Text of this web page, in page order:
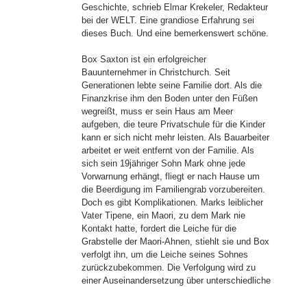
Geschichte, schrieb Elmar Krekeler, Redakteur
bei der WELT. Eine grandiose Erfahrung sei
dieses Buch. Und eine bemerkenswert schöne.
Box Saxton ist ein erfolgreicher
Bauunternehmer in Christchurch. Seit
Generationen lebte seine Familie dort. Als die
Finanzkrise ihm den Boden unter den Füßen
wegreißt, muss er sein Haus am Meer
aufgeben, die teure Privatschule für die Kinder
kann er sich nicht mehr leisten. Als Bauarbeiter
arbeitet er weit entfernt von der Familie. Als
sich sein 19jähriger Sohn Mark ohne jede
Vorwarnung erhängt, fliegt er nach Hause um
die Beerdigung im Familiengrab vorzubereiten.
Doch es gibt Komplikationen. Marks leiblicher
Vater Tipene, ein Maori, zu dem Mark nie
Kontakt hatte, fordert die Leiche für die
Grabstelle der Maori-Ahnen, stiehlt sie und Box
verfolgt ihn, um die Leiche seines Sohnes
zurückzubekommen. Die Verfolgung wird zu
einer Auseinandersetzung über unterschiedliche